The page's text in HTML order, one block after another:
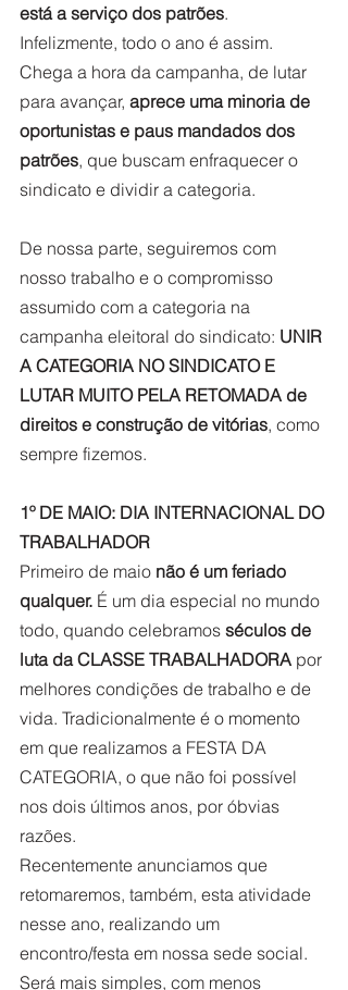
está a serviço dos patrões.
Infelizmente, todo o ano é assim.
Chega a hora da campanha, de lutar
para avançar, aprece uma minoria de
oportunistas e paus mandados dos
patrões, que buscam enfraquecer o
sindicato e dividir a categoria.
De nossa parte, seguiremos com
nosso trabalho e o compromisso
assumido com a categoria na
campanha eleitoral do sindicato: UNIR
A CATEGORIA NO SINDICATO E
LUTAR MUITO PELA RETOMADA de
direitos e construção de vitórias, como
sempre fizemos.
1º DE MAIO: DIA INTERNACIONAL DO
TRABALHADOR
Primeiro de maio não é um feriado
qualquer. É um dia especial no mundo
todo, quando celebramos séculos de
luta da CLASSE TRABALHADORA por
melhores condições de trabalho e de
vida. Tradicionalmente é o momento
em que realizamos a FESTA DA
CATEGORIA, o que não foi possível
nos dois últimos anos, por óbvias
razões.
Recentemente anunciamos que
retomaremos, também, esta atividade
nesse ano, realizando um
encontro/festa em nossa sede social.
Será mais simples, com menos